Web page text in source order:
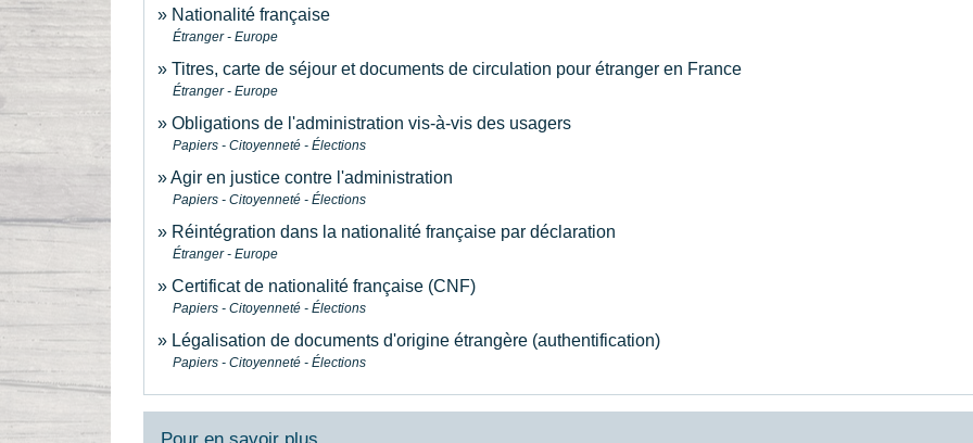
Nationalité française
Étranger - Europe
Titres, carte de séjour et documents de circulation pour étranger en France
Étranger - Europe
Obligations de l'administration vis-à-vis des usagers
Papiers - Citoyenneté - Élections
Agir en justice contre l'administration
Papiers - Citoyenneté - Élections
Réintégration dans la nationalité française par déclaration
Étranger - Europe
Certificat de nationalité française (CNF)
Papiers - Citoyenneté - Élections
Légalisation de documents d'origine étrangère (authentification)
Papiers - Citoyenneté - Élections